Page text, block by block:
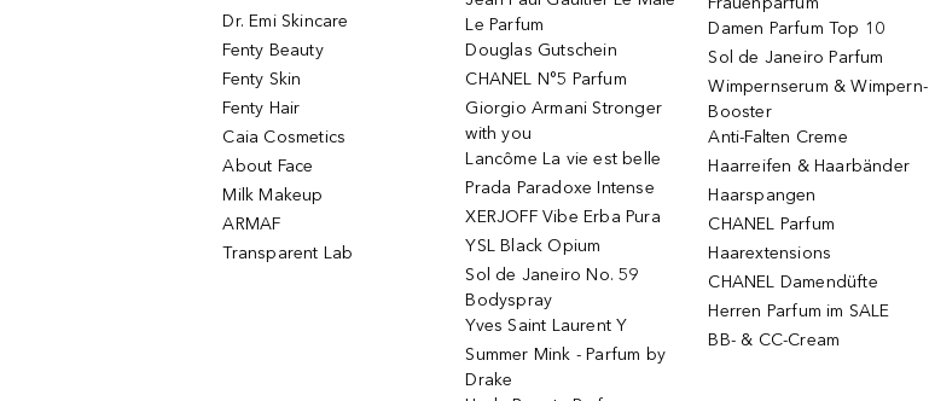
Dr. Emi Skincare
Fenty Beauty
Fenty Skin
Fenty Hair
Caia Cosmetics
About Face
Milk Makeup
ARMAF
Transparent Lab
Le Parfum
Douglas Gutschein
CHANEL N°5 Parfum
Giorgio Armani Stronger
with you
Lancôme La vie est belle
Prada Paradoxe Intense
XERJOFF Vibe Erba Pura
YSL Black Opium
Sol de Janeiro No. 59
Bodyspray
Yves Saint Laurent Y
Summer Mink - Parfum by
Drake
Damen Parfum Top 10
Sol de Janeiro Parfum
Wimpernserum & Wimpern-
Booster
Anti-Falten Creme
Haarreifen & Haarbänder
Haarspangen
CHANEL Parfum
Haarextensions
CHANEL Damendüfte
Herren Parfum im SALE
BB- & CC-Cream